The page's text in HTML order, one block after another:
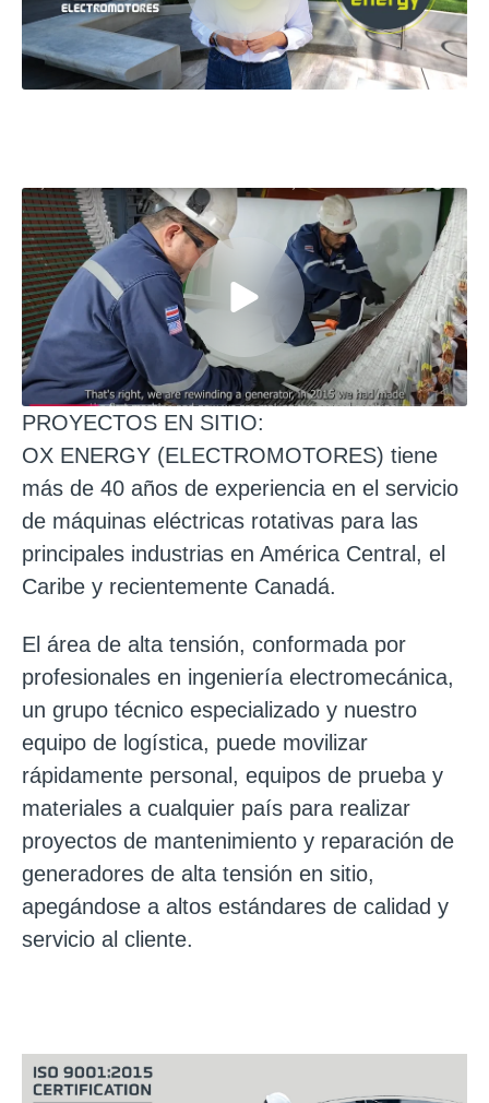
PROYECTOS EN SITIO:
OX ENERGY (ELECTROMOTORES) tiene
más de 40 años de experiencia en el servicio
de máquinas eléctricas rotativas para las
principales industrias en América Central, el
Caribe y recientemente Canadá.
El área de alta tensión, conformada por
profesionales en ingeniería electromecánica,
un grupo técnico especializado y nuestro
equipo de logística, puede movilizar
rápidamente personal, equipos de prueba y
materiales a cualquier país para realizar
proyectos de mantenimiento y reparación de
generadores de alta tensión en sitio,
apegándose a altos estándares de calidad y
servicio al cliente.